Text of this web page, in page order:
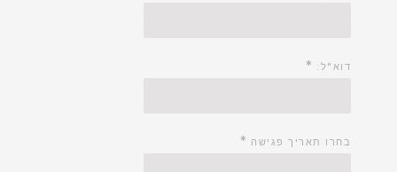
דוא"ל: *
בחרו תאריך פגישה *